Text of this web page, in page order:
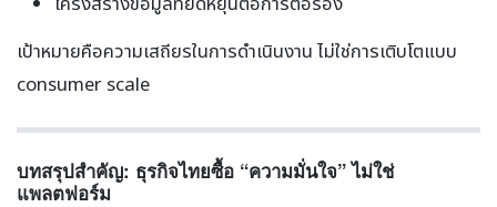
เป้าหมายคือความเสถียรในการดำเนินงาน ไม่ใช่การเติบโตแบบ
consumer scale
บทสรุปสำคัญ: ธุรกิจไทยซื้อ “ความมั่นใจ” ไม่ใช่
แพลตฟอร์ม